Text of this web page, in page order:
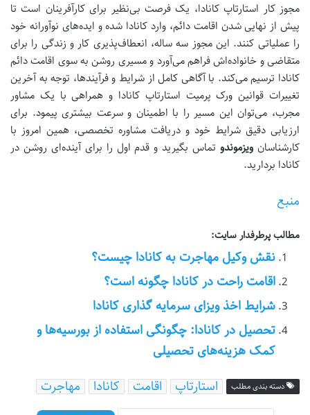
مجوز کار استارتاپ کانادا، یک فرصت بی‌نظیر برای کارآفرینان است تا
پیش از نهایی شدن اقامت دائم، وارد کانادا شده و ایده‌های نوآورانه خود
را عملیاتی کنند. این مجوز سه ساله، انعطاف‌پذیری کار و زندگی را برای
متقاضی و خانواده‌اش فراهم می‌آورد و مسیری روشن به سوی اقامت دائم
کانادا ترسیم می‌کند. با آگاهی کامل از شرایط و فرآیندها، توجه به آخرین
تغییرات قوانین ورک پرمیت استارتاپ کانادا و همراهی با یک مشاور
مجرب، می‌توان این مسیر را با اطمینان و سرعت بیشتری پیمود. برای
ارزیابی دقیق شرایط خود و دریافت مشاوره تخصصی، همین امروز با
کارشناسان ویزموندو تماس بگیرید و قدم اول را برای آینده‌ای روشن در
کانادا بردارید.
منبع
مطالب پرطرفدار سایت:
نقش وکیل مهاجرت به کانادا چیست؟
اقامت راحت در کانادا چگونه است؟
شرایط اخذ ویزای سرمایه گذاری کانادا
تحصیل در کانادا: چگونگی استفاده از بورسیه‌ها و
کمک هزینه‌های تحصیلی
دسته بندی مطلب استارتاپ اقامت کانادا مهاجرت